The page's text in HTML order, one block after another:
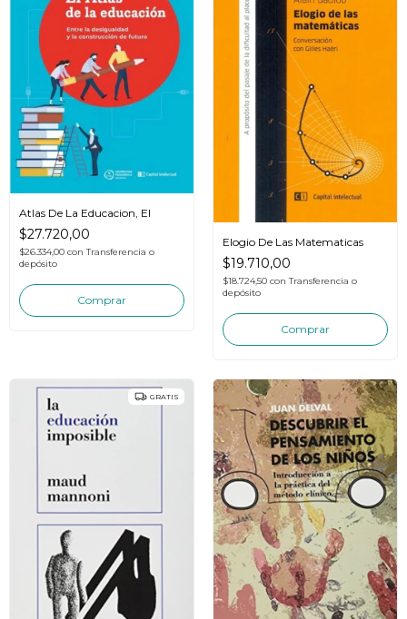
Atlas De La Educacion, El
$27.720,00
$26.334,00 con Transferencia o
depósito
Elogio De Las Matematicas
$19.710,00
$18.724,50 con Transferencia o
depósito
GRATIS